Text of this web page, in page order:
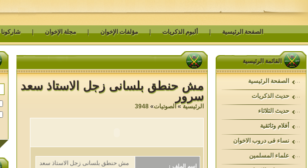
الصفحة الرئيسية | ألبوم الذكريات | مؤلفات الإخوان | مجلة الإخوان | شاركونا
القائمة الرئيسية
الصفحة الرئيسية
حديث الذكريات
حديث الثلاثاء
أفلام وثائقية
نساء فى دروب الاخوان
علماء المسلمين
مش حنطق بلسانى زجل الاستاذ سعد
سرور
الرئيسية»الصوتيات»
3948
اسم الملف :
مش حنطق بلسانى زجل الاستاذ سعد